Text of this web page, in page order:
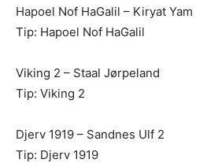
Hapoel Nof HaGalil – Kiryat Yam
Tip: Hapoel Nof HaGalil
Viking 2 – Staal Jørpeland
Tip: Viking 2
Djerv 1919 – Sandnes Ulf 2
Tip: Djerv 1919